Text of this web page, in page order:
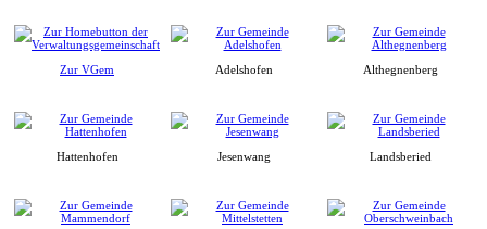
Zur VGem Adelshofen Althegnenberg
Hattenhofen Jesenwang Landsberied